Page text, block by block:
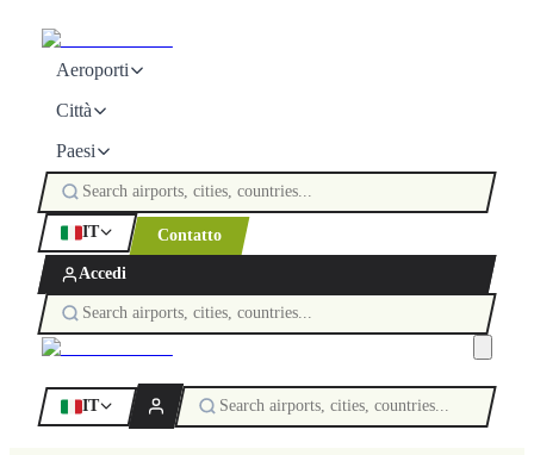
Aeroporti
Città
Paesi
IT Contatto
Accedi
IT